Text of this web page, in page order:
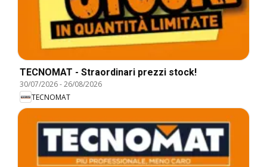
TECNOMAT - Straordinari prezzi stock!
30/07/2026-26/08/2026
TECNOMAT